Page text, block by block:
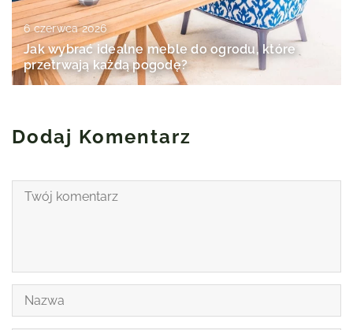
6 czerwca 2026
Jak wybrać idealne meble do ogrodu, które
przetrwają każdą pogodę?
Dodaj Komentarz